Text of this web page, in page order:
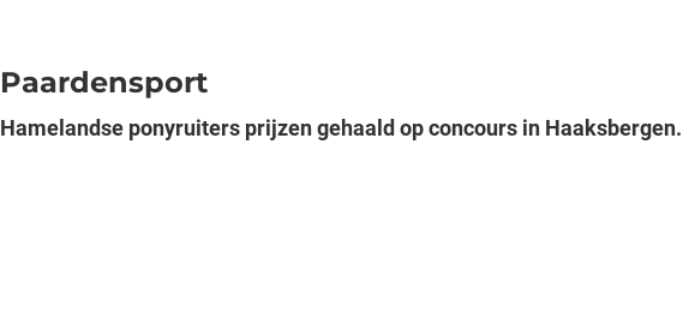
Paardensport
Hamelandse ponyruiters prijzen gehaald op concours in Haaksbergen.